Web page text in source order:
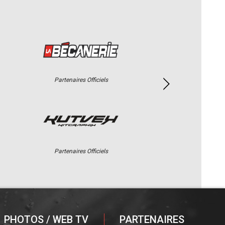
Partenaires Officiels
Partenaires Officiels
PHOTOS / WEB TV PARTENAIRES